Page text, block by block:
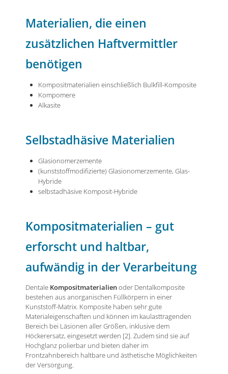
Materialien, die einen
zusätzlichen Haftvermittler
benötigen
Kompositmaterialien einschließlich Bulkfill-Komposite
Kompomere
Alkasite
Selbstadhäsive Materialien
Glasionomerzemente
(kunststoffmodifizierte) Glasionomerzemente, Glas-
Hybride
selbstadhäsive Komposit-Hybride
Kompositmaterialien – gut
erforscht und haltbar,
aufwändig in der Verarbeitung
Dentale Kompositmaterialienoder Dentalkomposite
bestehen aus anorganischen Füllkörpern in einer
Kunststoff-Matrix. Komposite haben sehr gute
Materialeigenschaften und können im kaulasttragenden
Bereich bei Läsionen aller Größen, inklusive dem
Höckerersatz, eingesetzt werden [2]. Zudem sind sie auf
Hochglanz polierbar und bieten daher im
Frontzahnbereich haltbare und ästhetische Möglichkeiten
der Versorgung.